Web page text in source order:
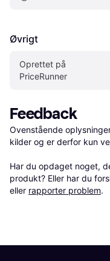
Øvrigt
Oprettet på
PriceRunner
Feedback
Ovenstående
kilder og er derfor kun
Har du opdaget noget,
produkt? Eller har du
eller rapporter problem.